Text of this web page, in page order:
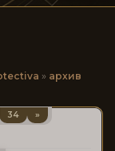
» архив
34
»